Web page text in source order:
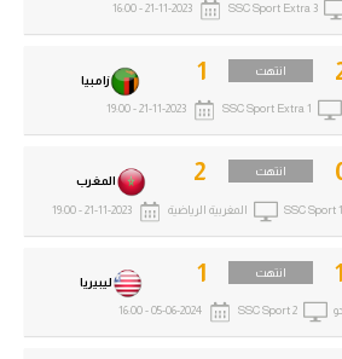
1 انتهت
ليبيريا 1
SSC Sport 2
05-06-2024 - 16:00
انتهت
المغرب 2
SSC Sport 1 المغربية الرياضية 21-11-2023 - 19:00
انتهت
زامبيا 1
SSC Sport Extra 1
21-11-2023 - 19:00
SSC Sport Extra 3
21-11-2023 - 16:00